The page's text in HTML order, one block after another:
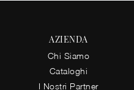
AZIENDA
Chi Siamo
Cataloghi
I Nostri Partner